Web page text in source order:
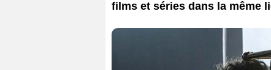
films et séries dans la même